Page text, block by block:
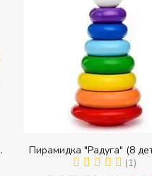
Пирамидка "Радуга" (8
(Пирамидка среднего(1)